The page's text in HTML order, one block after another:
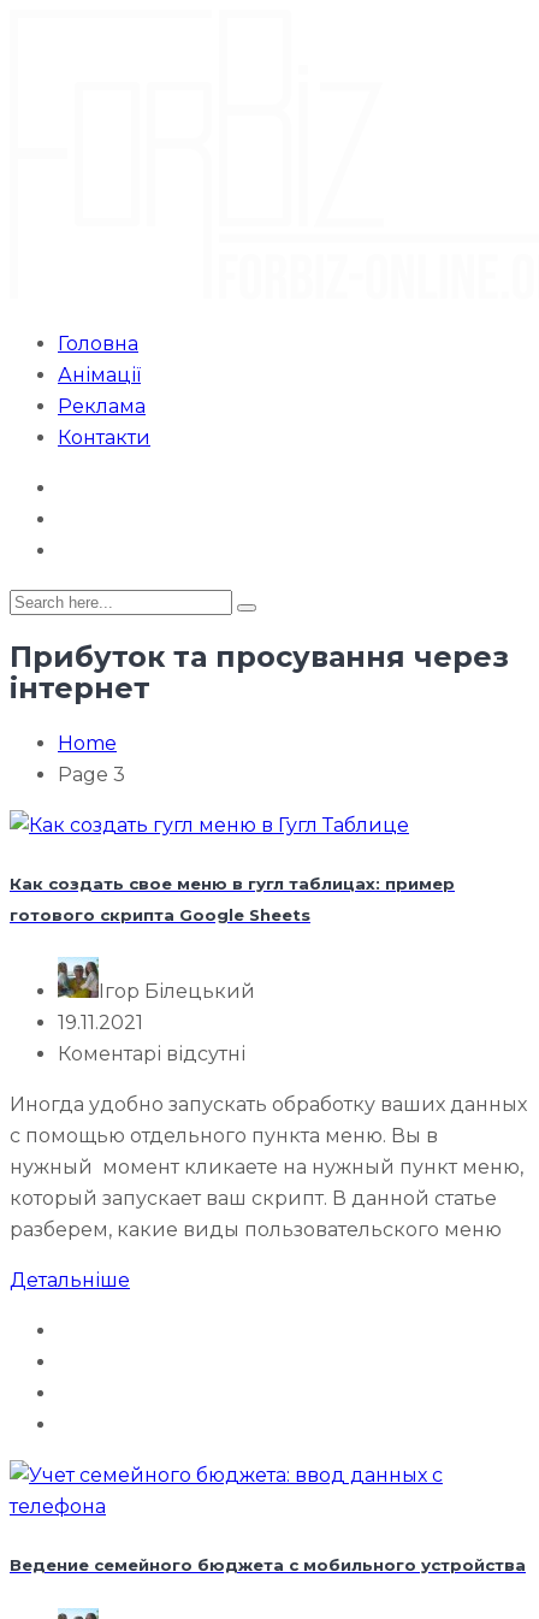
Головна
Анімації
Реклама
Контакти
Прибуток та просування через
інтернет
Home
Page 3
Как создать свое меню в гугл таблицах: пример
готового скрипта Google Sheets
Ігор Білецький
19.11.2021
Коментарі відсутні
Иногда удобно запускать обработку ваших данных
с помощью отдельного пункта меню. Вы в
нужный момент кликаете на нужный пункт меню,
который запускает ваш скрипт. В данной статье
разберем, какие виды пользовательского меню
Детальніше
Ведение семейного бюджета с мобильного устройства